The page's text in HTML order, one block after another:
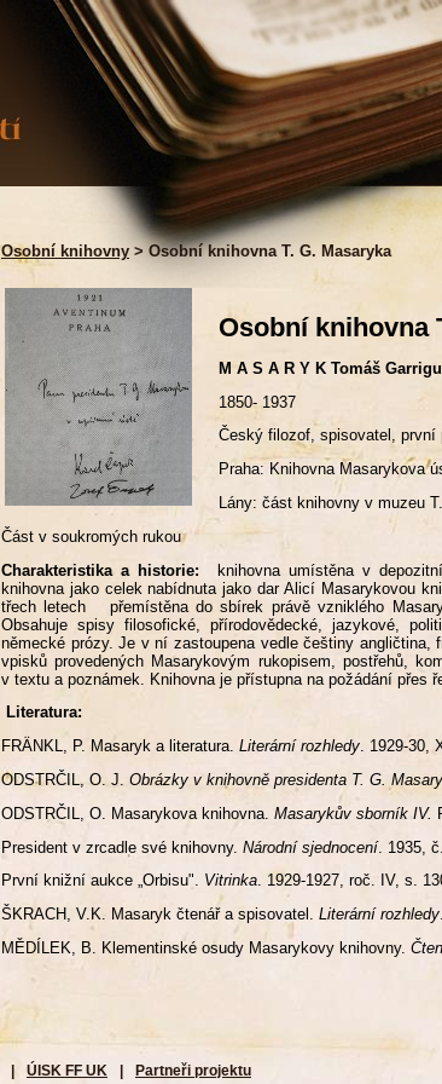
Osobní knihovny > Osobní knihovna T. G. Masaryka
Osobní knihovna
M A S A R Y K Tomáš
1850- 1937
Český filozof, spisovatel, první
Praha: Knihovna Masarykova
Lány: část knihovny v muzeu
Část v soukromých rukou
Charakteristika a historie: knihovna umístěna v
knihovna jako celek nabídnuta jako dar Alicí Masarykovou
třech letech přemístěna do sbírek právě vzniklého
Obsahuje spisy filosofické, přírodovědecké, jazykové,
německé prózy. Je v ní zastoupena vedle češtiny angličtina,
vpisků provedených Masarykovým rukopisem, postřehů,
v textu a poznámek. Knihovna je přístupna na požádání přes
Literatura:
FRÄNKL, P. Masaryk a literatura. Literární rozhledy. 1929-30,
ODSTRČIL, O. J. Obrázky v knihovně presidenta T. G.
ODSTRČIL, O. Masarykova knihovna. Masarykův sborník IV.
President v zrcadle své knihovny. Národní sjednocení. 1935,
První knižní aukce „Orbisu". Vitrinka. 1929-1927, roč. IV, s.
ŠKRACH, V.K. Masaryk čtenář a spisovatel. Literární rozhledy
MĚDÍLEK, B. Klementinské osudy Masarykovy knihovny.
ÚISK FF UK Partneři projektu